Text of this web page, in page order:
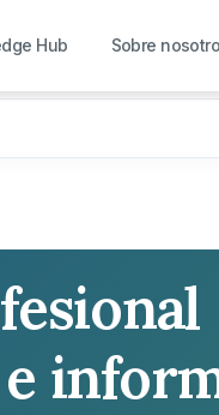
Hub Sobre